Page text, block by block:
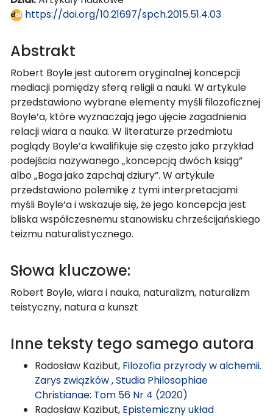
https://doi.org/10.21697/spch.2015.51.4.03
Abstrakt
Robert Boyle jest autorem oryginalnej koncepcji
mediacji pomiędzy sferą religii a nauki. W artykule
przedstawiono wybrane elementy myśli filozoficznej
Boyle’a, które wyznaczają jego ujęcie zagadnienia
relacji wiara a nauka. W literaturze przedmiotu
poglądy Boyle’a kwalifikuje się często jako przykład
podejścia nazywanego „koncepcją dwóch ksiąg”
albo „Boga jako zapchaj dziury”. W artykule
przedstawiono polemikę z tymi interpretacjami
myśli Boyle’a i wskazuje się, że jego koncepcja jest
bliska współczesnemu stanowisku chrześcijańskiego
teizmu naturalistycznego.
Słowa kluczowe:
Robert Boyle, wiara i nauka, naturalizm, naturalizm
teistyczny, natura a kunszt
Inne teksty tego samego autora
Radosław Kazibut, Filozofia przyrody w alchemii.
Zarys związków,Studia Philosophiae
Christianae: Tom 56 Nr 4 (2020)
Radosław Kazibut, Epistemiczny układ